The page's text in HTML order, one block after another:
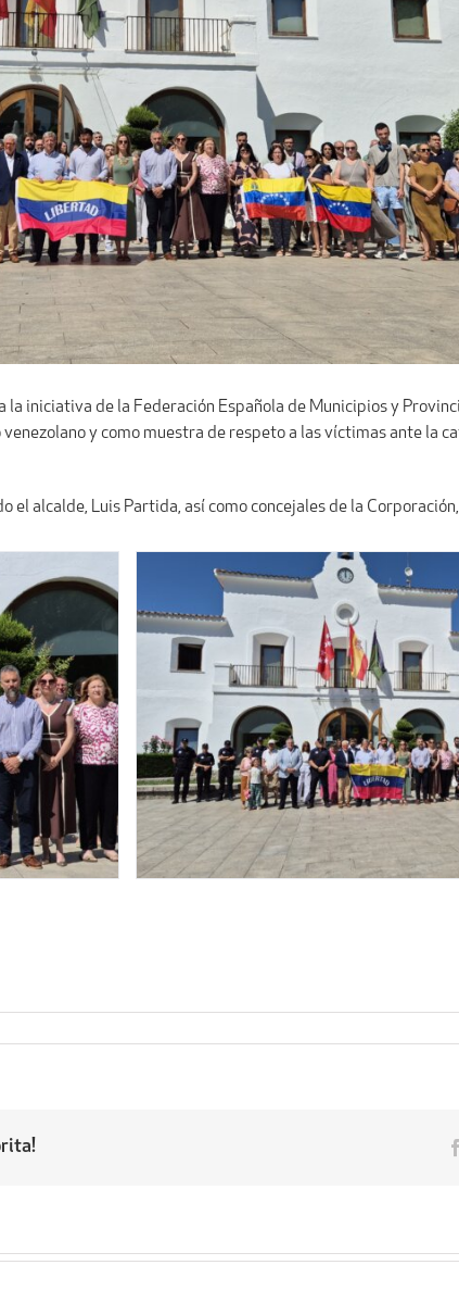
iniciativa de la Federación Española de Municipios y
y como muestra de respeto a las víctimas ante la
el alcalde, Luis Partida, así como concejales de la